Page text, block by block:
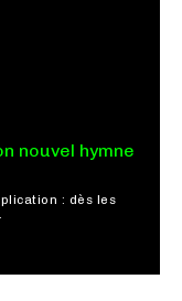
nouvel hymne
: dès les